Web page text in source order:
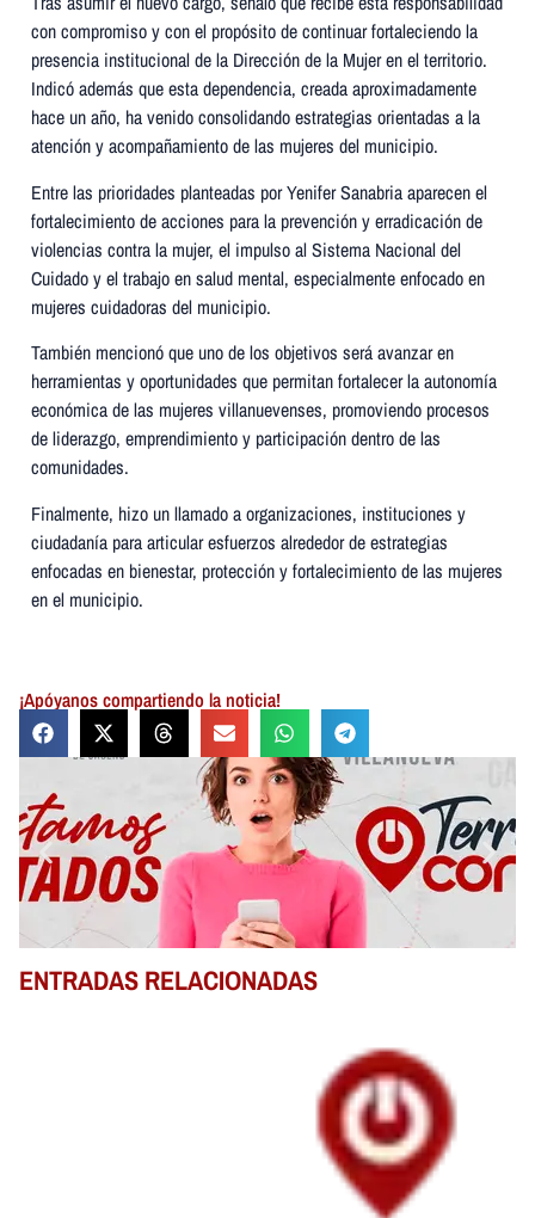
con compromiso y con el propósito de continuar fortaleciendo la
presencia institucional de la Dirección de la Mujer en el territorio.
Indicó además que esta dependencia, creada aproximadamente
hace un año, ha venido consolidando estrategias orientadas a la
atención y acompañamiento de las mujeres del municipio.
Entre las prioridades planteadas por Yenifer Sanabria aparecen el
fortalecimiento de acciones para la prevención y erradicación de
violencias contra la mujer, el impulso al Sistema Nacional del
Cuidado y el trabajo en salud mental, especialmente enfocado en
mujeres cuidadoras del municipio.
También mencionó que uno de los objetivos será avanzar en
herramientas y oportunidades que permitan fortalecer la autonomía
económica de las mujeres villanuevenses, promoviendo procesos
de liderazgo, emprendimiento y participación dentro de las
comunidades.
Finalmente, hizo un llamado a organizaciones, instituciones y
ciudadanía para articular esfuerzos alrededor de estrategias
enfocadas en bienestar, protección y fortalecimiento de las mujeres
en el municipio.
¡Apóyanos compartiendo la noticia!
ENTRADAS RELACIONADAS